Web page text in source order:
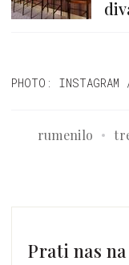
PHOTO: INSTAGRAM
rumenilo
Prati nas